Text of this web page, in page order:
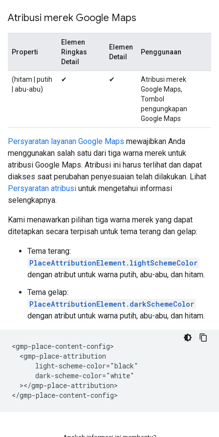
Atribusi merek Google Maps
Properti
Elemen
Ringkas
Detail
Elemen
Detail
Penggunaan
(hitam | putih
| abu-abu)
✔ ✔
Atribusi merek
Google Maps,
Tombol
pengungkapan
Google Maps
Persyaratan layanan Google Maps mewajibkan Anda
menggunakan salah satu dari tiga warna merek untuk
atribusi Google Maps. Atribusi ini harus terlihat dan dapat
diakses saat perubahan penyesuaian telah dilakukan. Lihat
Persyaratan atribusi untuk mengetahui informasi
selengkapnya.
Kami menawarkan pilihan tiga warna merek yang dapat
ditetapkan secara terpisah untuk tema terang dan gelap:
Tema terang:
PlaceAttributionElement.lightSchemeColor
dengan atribut untuk warna putih, abu-abu, dan hitam.
Tema gelap:
PlaceAttributionElement.darkSchemeColor
dengan atribut untuk warna putih, abu-abu, dan hitam.
<gmp-place-content-config>
  <gmp-place-attribution
      light-scheme-color="black"
      dark-scheme-color="white"
  ></gmp-place-attribution>
</gmp-place-content-config>